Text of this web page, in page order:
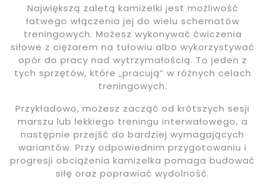
Największą zaletą kamizelki jest możliwość
łatwego włączenia jej do wielu schematów
treningowych. Możesz wykonywać ćwiczenia
siłowe z ciężarem na tułowiu albo wykorzystywać
opór do pracy nad wytrzymałością. To jeden z
tych sprzętów, które „pracują” w różnych celach
treningowych.
Przykładowo, możesz zacząć od krótszych sesji
marszu lub lekkiego treningu interwałowego, a
następnie przejść do bardziej wymagających
wariantów. Przy odpowiednim przygotowaniu i
progresji obciążenia kamizelka pomaga budować
siłę oraz poprawiać wydolność.